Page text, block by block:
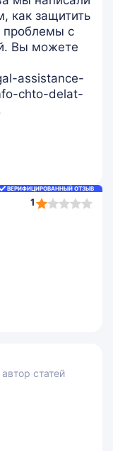
как защитить
проблемы с
Вы можете
assistance-
chto-delat-
ВЕРИФИЦИРОВАННЫЙ ОТЗЫВ
1
1,0
статей